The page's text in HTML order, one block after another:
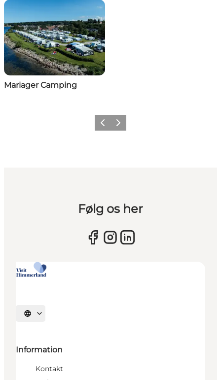
Mariager Camping
Vorherige Folie
Nächste Folie
Følg os her
Sprache auswählen
Information
Kontakt